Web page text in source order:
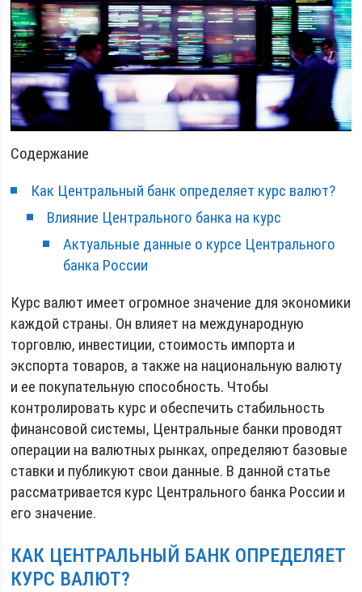
Содержание
Как Центральный банк определяет курс валют?
Влияние Центрального банка на курс
Актуальные данные о курсе Центрального
банка России
Курс валют имеет огромное значение для экономики
каждой страны. Он влияет на международную
торговлю, инвестиции, стоимость импорта и
экспорта товаров, а также на национальную валюту
и ее покупательную способность. Чтобы
контролировать курс и обеспечить стабильность
финансовой системы, Центральные банки проводят
операции на валютных рынках, определяют базовые
ставки и публикуют свои данные. В данной статье
рассматривается курс Центрального банка России и
его значение.
КАК ЦЕНТРАЛЬНЫЙ БАНК ОПРЕДЕЛЯЕТ
КУРС ВАЛЮТ?